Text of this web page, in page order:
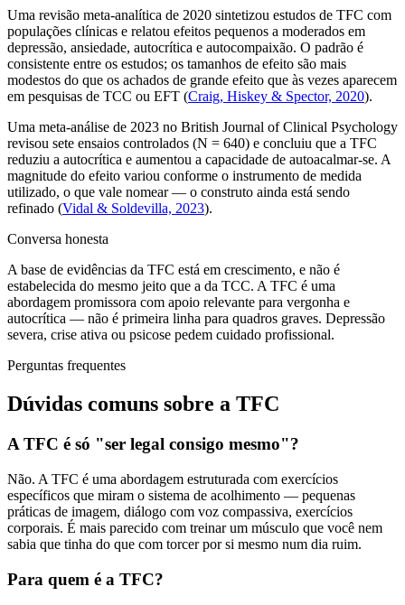
Uma revisão meta-analítica de 2020 sintetizou estudos de TFC com
populações clínicas e relatou efeitos pequenos a moderados em
depressão, ansiedade, autocrítica e autocompaixão. O padrão é
consistente entre os estudos; os tamanhos de efeito são mais
modestos do que os achados de grande efeito que às vezes aparecem
em pesquisas de TCC ou EFT (Craig, Hiskey & Spector, 2020).
Uma meta-análise de 2023 no British Journal of Clinical Psychology
revisou sete ensaios controlados (N = 640) e concluiu que a TFC
reduziu a autocrítica e aumentou a capacidade de autoacalmar-se. A
magnitude do efeito variou conforme o instrumento de medida
utilizado, o que vale nomear — o construto ainda está sendo
refinado (Vidal & Soldevilla, 2023).
Conversa honesta
A base de evidências da TFC está em crescimento, e não é
estabelecida do mesmo jeito que a da TCC. A TFC é uma
abordagem promissora com apoio relevante para vergonha e
autocrítica — não é primeira linha para quadros graves. Depressão
severa, crise ativa ou psicose pedem cuidado profissional.
Perguntas frequentes
Dúvidas comuns sobre a TFC
A TFC é só "ser legal consigo mesmo"?
Não. A TFC é uma abordagem estruturada com exercícios
específicos que miram o sistema de acolhimento — pequenas
práticas de imagem, diálogo com voz compassiva, exercícios
corporais. É mais parecido com treinar um músculo que você nem
sabia que tinha do que com torcer por si mesmo num dia ruim.
Para quem é a TFC?